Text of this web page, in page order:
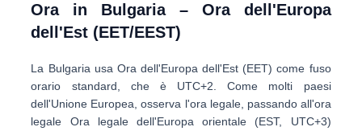
Ora in Bulgaria – Ora dell'Europa
dell'Est (EET/EEST)
La Bulgaria usa Ora dell'Europa dell'Est (EET) come fuso
orario standard, che è UTC+2 . Come molti paesi
dell'Unione Europea, osserva l'ora legale, passando all'ora
legale Ora legale dell'Europa orientale (EST, UTC+3)